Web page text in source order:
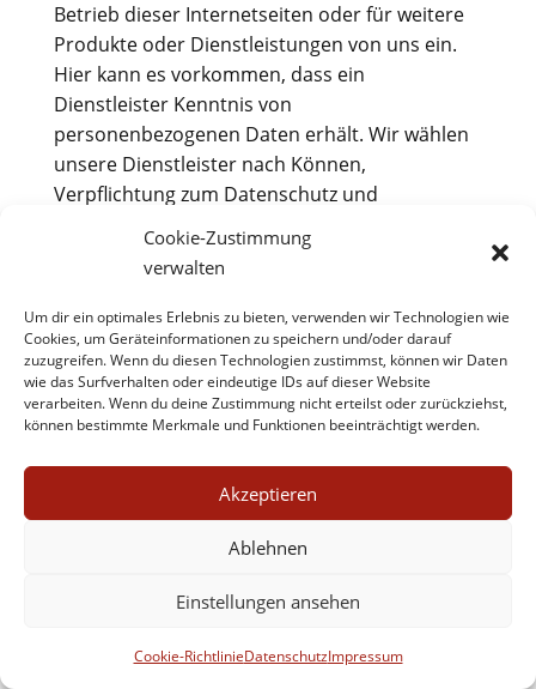
Cookie-Zustimmung
verwalten
Um dir ein optimales Erlebnis zu bieten, verwenden wir Technologien wie
Cookies, um Geräteinformationen zu speichern und/oder darauf
zuzugreifen. Wenn du diesen Technologien zustimmst, können wir Daten
wie das Surfverhalten oder eindeutige IDs auf dieser Website
verarbeiten. Wenn du deine Zustimmung nicht erteilst oder zurückziehst,
können bestimmte Merkmale und Funktionen beeinträchtigt werden.
Akzeptieren
Ablehnen
Einstellungen ansehen
Cookie-RichtlinieDatenschutzImpressum
Betrieb dieser Internetseiten oder für weitere
Produkte oder Dienstleistungen von uns ein.
Hier kann es vorkommen, dass ein
Dienstleister Kenntnis von
personenbezogenen Daten erhält. Wir wählen
unsere Dienstleister nach Können,
Verpflichtung zum Datenschutz und
Datensicherheit sorgfältig aus und treffen alle
erforderlichen Maßnahmen für eine rechtlich
Dienstleister ist weiter unten angefügt.
Datenverarbeitung außerhalb der
Europäischen Union
Soweit personenbezogenen Daten außerhalb
der europäischen Union verarbeitet werden,
weisen wir explizit bei der entsprechenden
Dienstleister darauf hin.
Änderung dieser Datenschutzhinweise
Wir aktualisieren diese Datenschutzhinweise